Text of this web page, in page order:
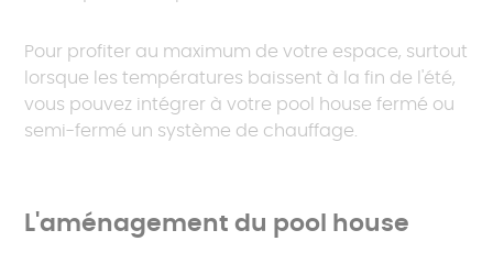
Pour profiter au maximum de votre espace, surtout
lorsque les températures baissent à la fin de l'été,
vous pouvez intégrer à votre pool house fermé ou
semi-fermé un système de chauffage.
L'aménagement du pool house